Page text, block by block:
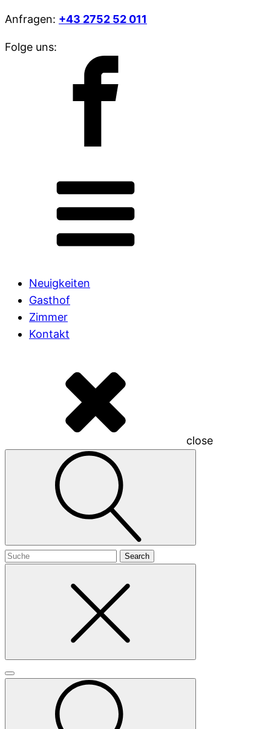
Anfragen: +43 2752 52 011
Folge uns:
Neuigkeiten
Gasthof
Zimmer
Kontakt
close
Search